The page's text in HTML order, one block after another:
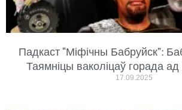
Падкаст “Міфічны Бабруйск”:
Таямніцы ваколіцаў горада ад
17.09.2025